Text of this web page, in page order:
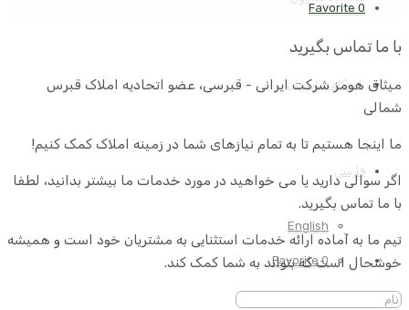
باشگاه مشتریان
فارسی
English
Favorite0
Favorite 0
با ما تماس بگیرید
میثاق هومز شرکت ایرانی - قبرسی، عضو اتحادیه املاک قبرس
شمالی
ما اینجا هستیم تا به تمام نیازهای شما در زمینه املاک کمک کنیم!
اگر سوالی دارید یا می خواهید در مورد خدمات ما بیشتر بدانید، لطفا
با ما تماس بگیرید.
تیم ما به آماده ارائه خدمات استثنایی به مشتریان خود است و همیشه
خوشحال است که بتواند به شما کمک کند.